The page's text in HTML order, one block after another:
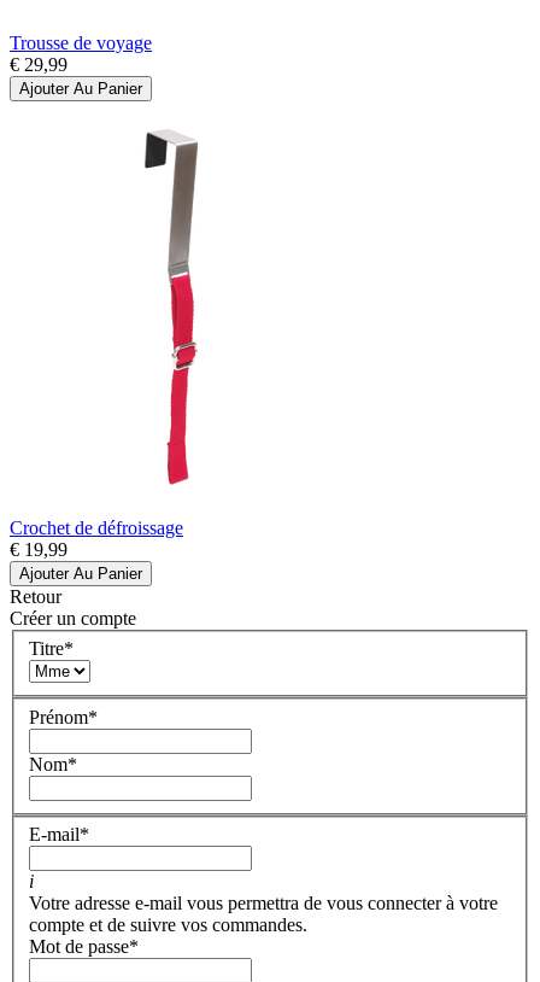
Trousse de voyage
€ 29,99
Ajouter Au Panier
Crochet de défroissage
€ 19,99
Ajouter Au Panier
Retour
Créer un compte
Titre*
Prénom*
Nom*
E-mail*
i
Votre adresse e-mail vous permettra de vous connecter à votre
compte et de suivre vos commandes.
Mot de passe*